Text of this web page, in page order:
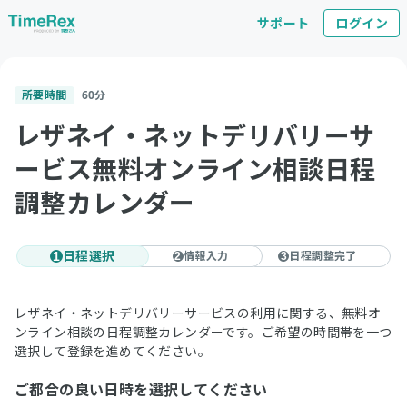
サポート ログイン
所要時間 60分
レザネイ・ネットデリバリーサ
ービス無料オンライン相談日程
調整カレンダー
1 日程選択 2情報入力 3 日程調整完了
レザネイ・ネットデリバリーサービスの利用に関する、無料オ
ンライン相談の日程調整カレンダーです。ご希望の時間帯を一つ
選択して登録を進めてください。
ご都合の良い日時を選択してください